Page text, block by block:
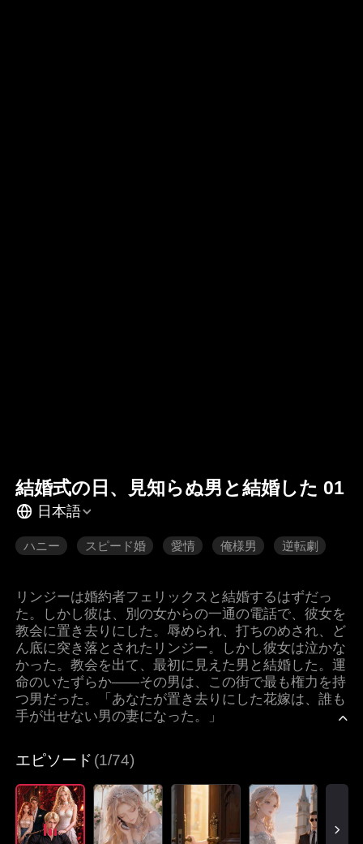
結婚式の日、見知らぬ男と結婚した 01
日本語
ハニー スピード婚 愛情 俺様男 逆転劇
リンジーは婚約者フェリックスと結婚するはずだっ
た。しかし彼は、別の女からの一通の電話で、彼女を
教会に置き去りにした。辱められ、打ちのめされ、ど
ん底に突き落とされたリンジー。しかし彼女は泣かな
かった。教会を出て、最初に見えた男と結婚した。運
命のいたずらか――その男は、この街で最も権力を持
つ男だった。「あなたが置き去りにした花嫁は、誰も
手が出せない男の妻になった。」
エピソード (1/74)